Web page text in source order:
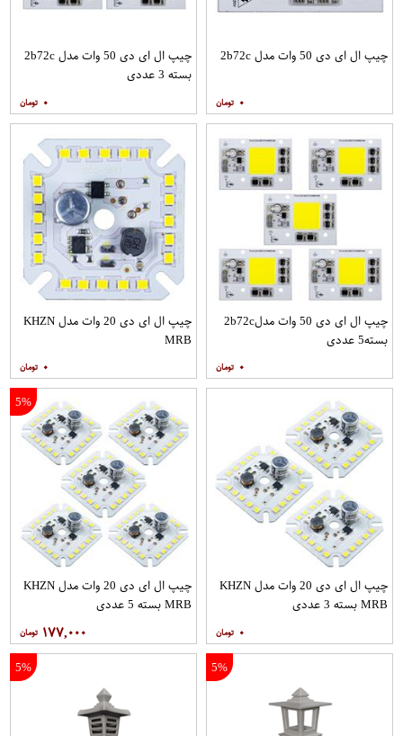
چیپ ال ای دی 50 وات مدل 2b72c
۰
چیپ ال ای دی 50 وات مدل 2b72c
بسته 3 عددی
۰
چیپ ال ای دی 50 وات مدل2b72c
بسته5 عددی
۰
چیپ ال ای دی 20 وات مدل KHZN
MRB
۰
چیپ ال ای دی 20 وات مدل KHZN
MRB بسته 3 عددی
۰
5%
چیپ ال ای دی 20 وات مدل KHZN
MRB بسته 5 عددی
۱۷۷,۰۰۰
5%
5%